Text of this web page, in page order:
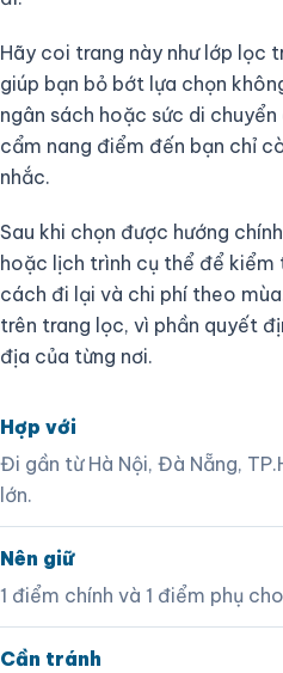
Hãy coi trang này như lớp lọc
giúp bạn bỏ bớt lựa chọn
ngân sách hoặc sức di
cẩm nang điểm đến bạn chỉ
nhắc.
Sau khi chọn được hướng
hoặc lịch trình cụ thể để kiểm
cách đi lại và chi phí theo
trên trang lọc, vì phần quyết
địa của từng nơi.
Hợp với
Đi gần từ Hà Nội, Đà Nẵng,
lớn.
Nên giữ
1 điểm chính và 1 điểm phụ
Cần tránh